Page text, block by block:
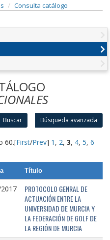
Consulta catálogo
Buscar Búsqueda avanzada
60.[First/Prev] 1 , 2, 3, 4, 5, 6
Título
PROTOCOLO GENRAL DE
ACTUACIÓN ENTRE LA
UNIVERSIDAD DE MURCIA Y
LA FEDERACIÓN DE GOLF DE
LA REGIÓN DE MURCIA